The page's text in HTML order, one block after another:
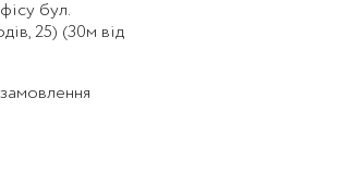
бул.
25) (30м від